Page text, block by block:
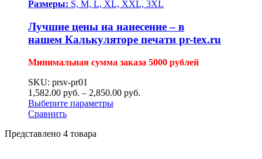
Размеры: S, M, L, XL, XXL, 3XL
Лучшие цены на нанесение – в
нашем Калькуляторе печати pr-tex.ru
Минимальная сумма заказа 5000 рублей
SKU: prsv-pr01
1,582.00 руб. – 2,850.00 руб.
Выберите параметры
Сравнить
Представлено 4 товара